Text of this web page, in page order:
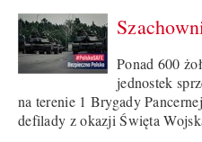
Ponad 600
jednostek
na terenie 1 Brygady
defilady z okazji Święta